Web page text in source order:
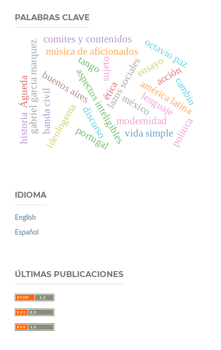
PALABRAS CLAVE
tango
aspectos inteligibles
buenos aires lazos sociales
modernidad
sujeto
lenguaje
discurso
américa latina
ideologema
ensayo
octavio paz
gabriel garcia marquezbanda civil
música de aficionados
Águeda
portugal
comites y contenidos
méxico
historia vida simplepolitica
accióncambio
ética
IDIOMA
English
Español
ÚLTIMAS PUBLICACIONES